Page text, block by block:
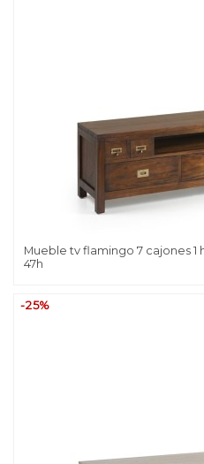
Mueble tv flamingo 7 cajones 1
47h
-25%